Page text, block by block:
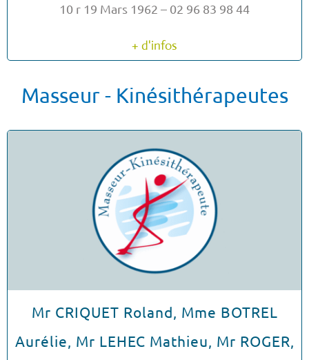
10 r 19 Mars 1962 – 02 96 83 98 44
+ d'infos
Masseur - Kinésithérapeutes
Mr CRIQUET Roland, Mme BOTREL
Aurélie, Mr LEHEC Mathieu, Mr ROGER,